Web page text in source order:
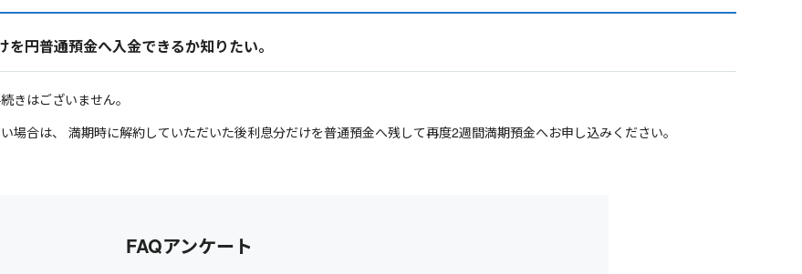
円普通預金へ入金できるか知りたい。
きはございません。
場合は、 満期時に解約していただいた後利息分だけを普通預金へ残して再度2週間満期預金へお申し込みください。
FAQアンケート